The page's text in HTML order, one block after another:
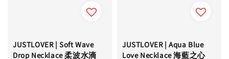
JUSTLOVER | Soft Wave
Drop Necklace 柔波水滴
JUSTLOVER | Aqua Blue
Love Necklace 海藍之心